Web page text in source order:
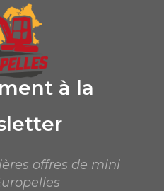
à la
offres de mini